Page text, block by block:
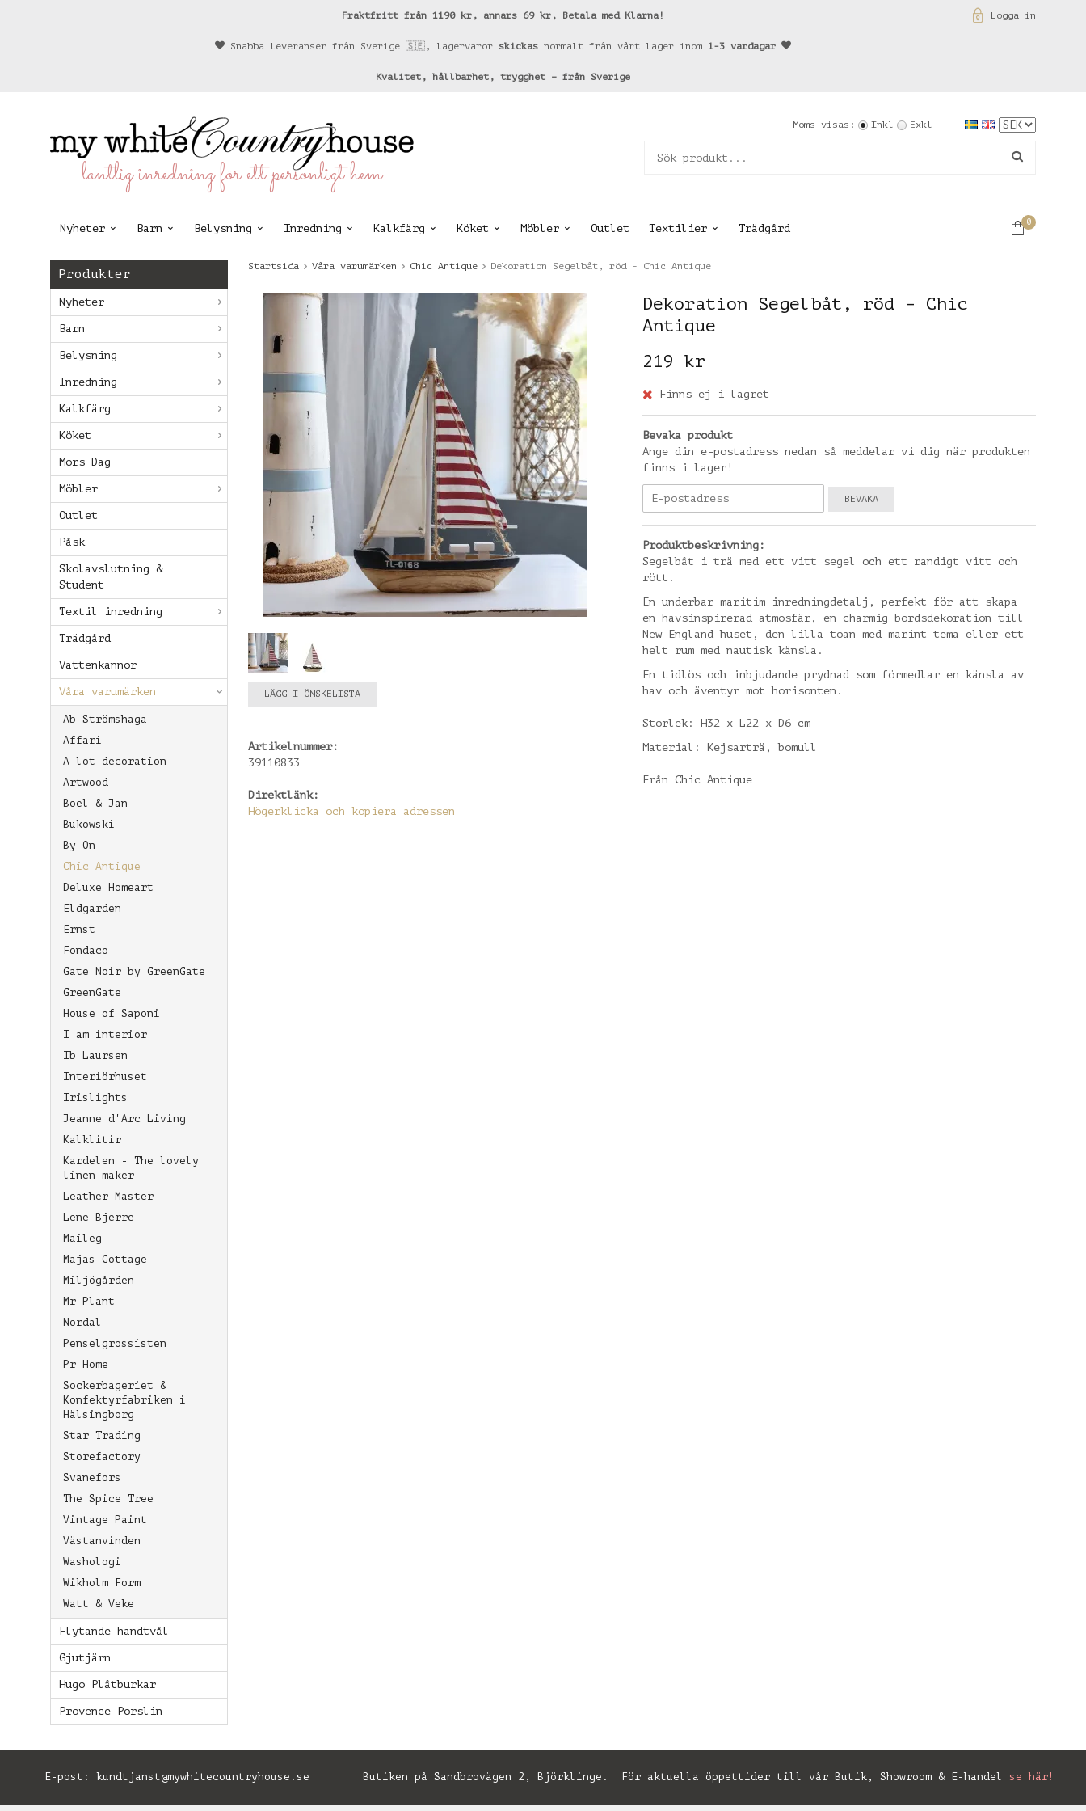
Logga in
Fraktfritt från 1190 kr, annars 69 kr, Betala med Klarna!
Snabba leveranser från Sverige 🇸🇪, lagervaror skickas normalt från vårt lager inom 1-3 vardagar
Kvalitet, hållbarhet, trygghet – från Sverige
lantlig inredning för ett personligt hem
Moms visas: Inkl Exkl
Nyheter Barn Belysning Inredning Kalkfärg Köket Möbler Outlet Textilier Trädgård
0
Produkter
Nyheter
Barn
Belysning
Inredning
Kalkfärg
Köket
Mors Dag
Möbler
Outlet
Påsk
Skolavslutning &
Student
Textil inredning
Trädgård
Vattenkannor
Våra varumärken
Ab Strömshaga
Affari
A lot decoration
Artwood
Boel & Jan
Bukowski
By On
Chic Antique
Deluxe Homeart
Eldgarden
Ernst
Fondaco
Gate Noir by GreenGate
GreenGate
House of Saponi
I am interior
Ib Laursen
Interiörhuset
Irislights
Jeanne d'Arc Living
Kalklitir
Kardelen - The lovely
linen maker
Leather Master
Lene Bjerre
Maileg
Majas Cottage
Miljögården
Mr Plant
Nordal
Penselgrossisten
Pr Home
Sockerbageriet &
Konfektyrfabriken i
Hälsingborg
Star Trading
Storefactory
Svanefors
The Spice Tree
Vintage Paint
Västanvinden
Washologi
Wikholm Form
Watt & Veke
Flytande handtvål
Gjutjärn
Hugo Plåtburkar
Provence Porslin
Startsida Våra varumärken Chic Antique Dekoration Segelbåt, röd - Chic Antique
Dekoration Segelbåt, röd - Chic
Antique
219 kr
Finns ej i lagret
Bevaka produkt
Ange din e-postadress nedan så meddelar vi dig när produkten
finns i lager!
BEVAKA
Produktbeskrivning:
Segelbåt i trä med ett vitt segel och ett randigt vitt och
rött.
En underbar maritim inredningdetalj, perfekt för att skapa
en havsinspirerad atmosfär, en charmig bordsdekoration till
New England-huset, den lilla toan med marint tema eller ett
helt rum med nautisk känsla.
En tidlös och inbjudande prydnad som förmedlar en känsla av
hav och äventyr mot horisonten.
Storlek: H32 x L22 x D6 cm
Material: Kejsarträ, bomull
Från Chic Antique
LÄGG I ÖNSKELISTA
Artikelnummer:
39110833
Direktlänk:
Högerklicka och kopiera adressen
E-post: kundtjanst@mywhitecountryhouse.se Butiken på Sandbrovägen 2, Björklinge. För aktuella öppettider till vår Butik, Showroom & E-handel se här!